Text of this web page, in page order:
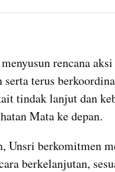
rencana
terus
tindak lanjut dan
Mata ke depan.
Unsri berkomitmen
berkelanjutan,